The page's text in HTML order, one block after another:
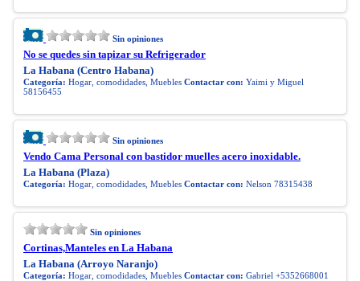
Sin opiniones
No se quedes sin tapizar su Refrigerador
La Habana (Centro Habana)
Categoría: Hogar, comodidades, Muebles Contactar con: Yaimi y Miguel
58156455
Sin opiniones
Vendo Cama Personal con bastidor muelles acero inoxidable.
La Habana (Plaza)
Categoría: Hogar, comodidades, Muebles Contactar con: Nelson 78315438
Sin opiniones
Cortinas,Manteles en La Habana
La Habana (Arroyo Naranjo)
Categoría: Hogar, comodidades, Muebles Contactar con: Gabriel +5352668001